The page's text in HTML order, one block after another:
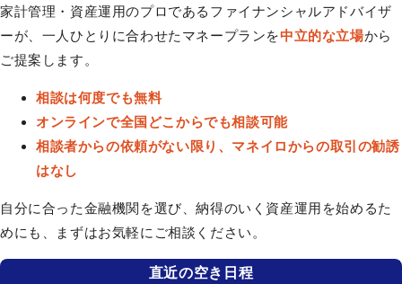
家計管理・資産運用のプロであるファイナンシャルアドバイザ
ーが、一人ひとりに合わせたマネープランを中立的な立場から
ご提案します。
相談は何度でも無料
オンラインで全国どこからでも相談可能
相談者からの依頼がない限り、マネイロからの取引の勧誘
はなし
自分に合った金融機関を選び、納得のいく資産運用を始めるた
めにも、まずはお気軽にご相談ください。
直近の空き日程